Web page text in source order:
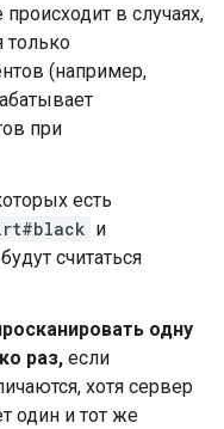
в случаях,
только
(например,
при
есть
и
считаться
одну
раз, если
хотя сервер
один и тот же